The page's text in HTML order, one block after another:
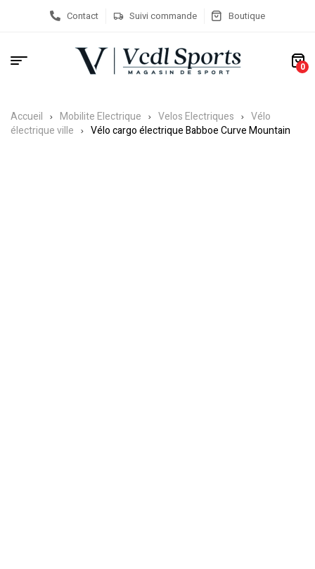
Contact Suivi commande Boutique
0
Accueil Mobilite Electrique Velos Electriques
Vélo
électrique ville
Vélo cargo électrique Babboe Curve Mountain